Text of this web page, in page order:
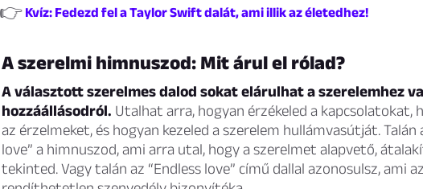
👉 Kvíz: Fedezd fel a Taylor Swift dalát, ami illik az életedhez!
A szerelmi himnuszod: Mit árul el rólad?
A választott szerelmes dalod sokat elárulhat a szerelemhez
hozzáállásodról. Utalhat arra, hogyan érzékeled a kapcsolatokat,
az érzelmeket, és hogyan kezeled a szerelem hullámvasútját. Talán
love” a himnuszod, ami arra utal, hogy a szerelmet alapvető,
tekinted. Vagy talán az “Endless love” című dallal azonosulsz, ami